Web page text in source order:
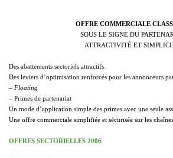
OFFRE COMMERCIALE
SOUS LE SIGNE DU
ATTRACTIVITÉ ET
Des abattements sectoriels attractifs.
Des leviers d’optimisation renforcés pour les annonceurs
– Floating
– Primes de partenariat
Un mode d’application simple des primes avec une seule
Une offre commerciale simplifiée et sécurisée sur les
OFFRES SECTORIELLES 2006